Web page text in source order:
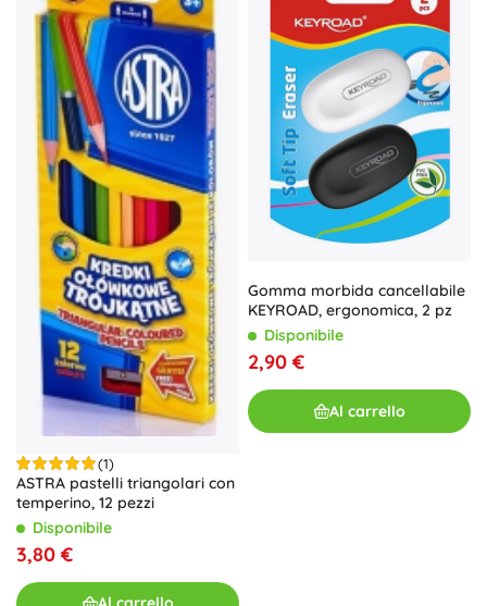
(1)
ASTRA pastelli triangolari con
temperino, 12 pezzi
Disponibile
3,80 €
Gomma morbida cancellabile
KEYROAD, ergonomica, 2 pz
Disponibile
2,90 €
Al carrello